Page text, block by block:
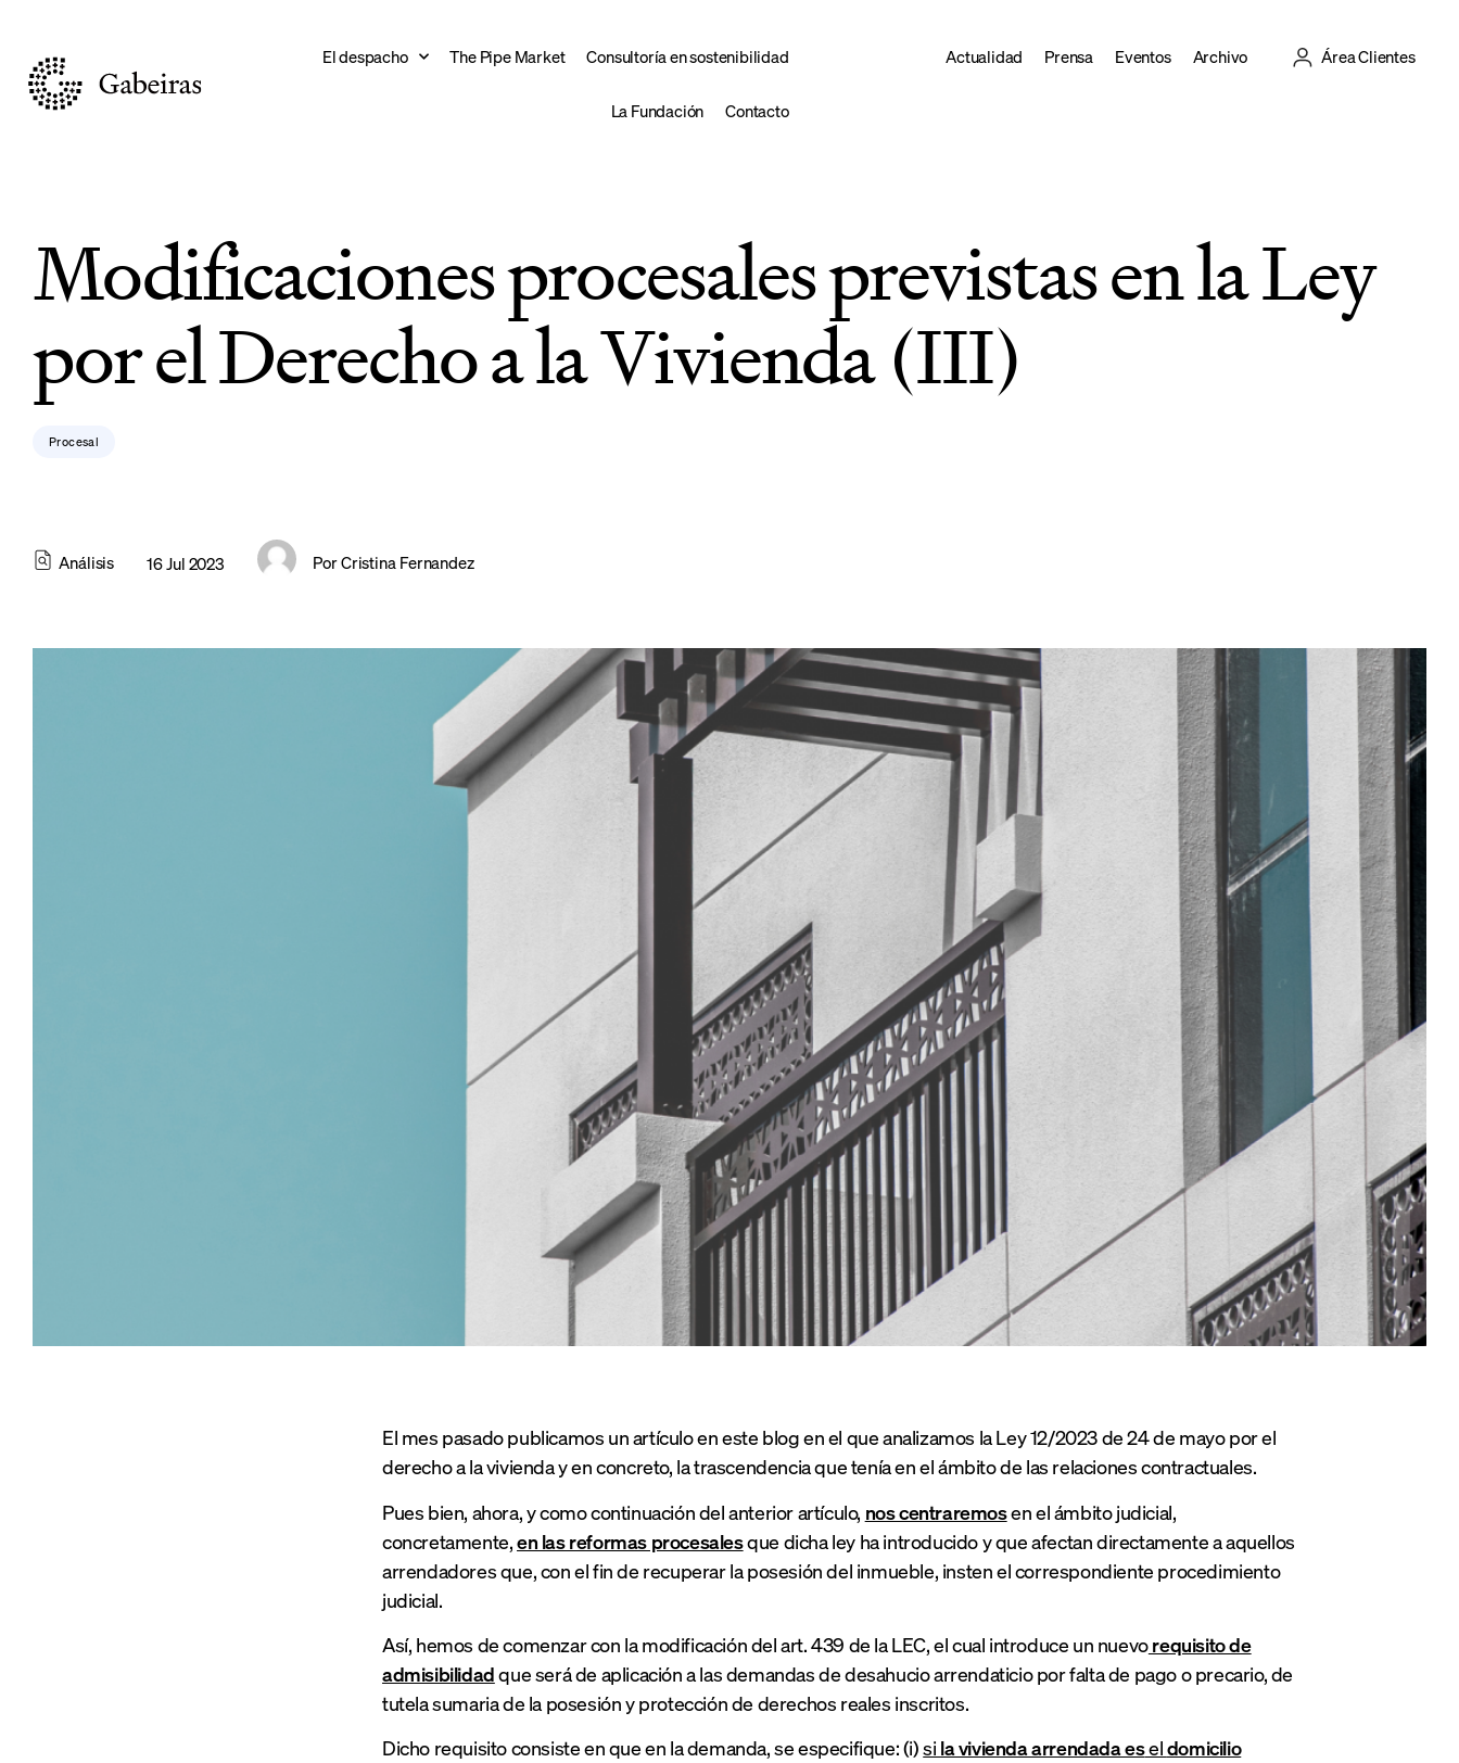
El despacho The Pipe Market Consultoría en sostenibilidad
La Fundación Contacto
Actualidad Prensa Eventos Archivo Área Clientes
Modificaciones procesales previstas en la Ley
por el Derecho a la Vivienda (III)
Procesal
Análisis 16 Jul 2023 PorCristina Fernandez
El mes pasado publicamos un artículo en este blog en el que analizamos la Ley 12/2023 de 24 de mayo por el
derecho a la vivienda y en concreto, la trascendencia que tenía en el ámbito de las relaciones contractuales.
Pues bien, ahora, y como continuación del anterior artículo, nos centraremosen el ámbito judicial,
concretamente,en las reformas procesalesque dicha ley ha introducido y que afectan directamente a aquellos
arrendadores que, con el fin de recuperar la posesión del inmueble, insten el correspondiente procedimiento
judicial.
Así, hemos de comenzar con la modificación del art. 439 de la LEC, el cual introduce un nuevorequisito de
admisibilidadque será de aplicación a las demandas de desahucio arrendaticio por falta de pago o precario, de
tutela sumaria de la posesión y protección de derechos reales inscritos.
Dicho requisito consiste en que en la demanda, se especifique: (i)si la vivienda arrendada eseldomicilio